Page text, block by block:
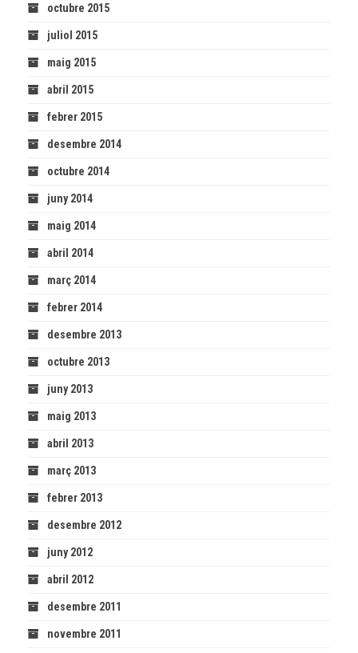
octubre 2015
juliol 2015
maig 2015
abril 2015
febrer 2015
desembre 2014
octubre 2014
juny 2014
maig 2014
abril 2014
març 2014
febrer 2014
desembre 2013
octubre 2013
juny 2013
maig 2013
abril 2013
març 2013
febrer 2013
desembre 2012
juny 2012
abril 2012
desembre 2011
novembre 2011